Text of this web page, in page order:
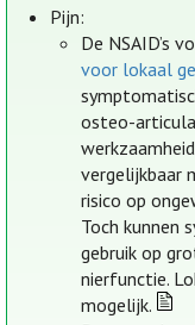
Pijn:
De NSAID’s
voor lokaal
osteo-
vergelijkbaar
risico op
Toch kunnen
gebruik op
nierfunctie.
mogelijk.